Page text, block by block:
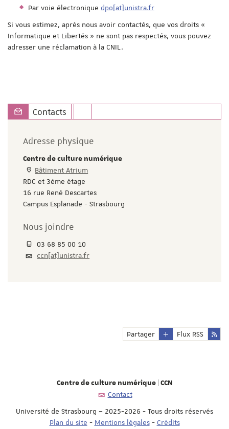
Par voie électronique dpo[at]unistra.fr
Si vous estimez, après nous avoir contactés, que vos droits «
Informatique et Libertés » ne sont pas respectés, vous pouvez
adresser une réclamation à la CNIL.
Contacts
Adresse physique
Centre de culture numérique
Bâtiment Atrium
RDC et 3ème étage
16 rue René Descartes
Campus Esplanade - Strasbourg
Nous joindre
03 68 85 00 10
ccn[at]unistra.fr
Partager Flux RSS
Centre de culture numérique | CCN
Contact
Université de Strasbourg – 2025-2026 - Tous droits réservés
Plan du site - Mentions légales- Crédits